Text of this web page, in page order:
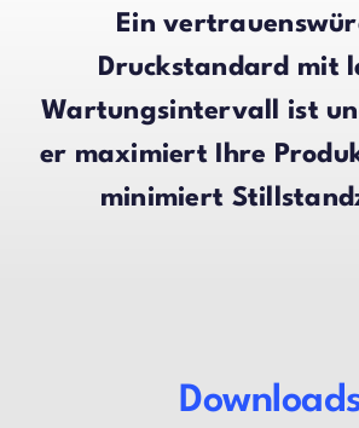
Ein
Druckstandard mit
Wartungsintervall ist
er maximiert Ihre
minimiert